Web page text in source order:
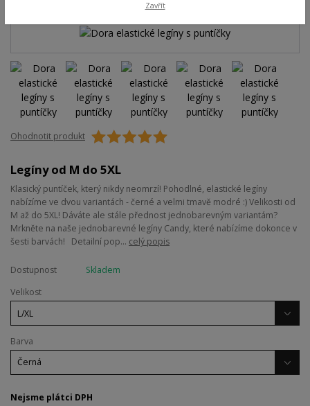
Ohodnotit produkt
Legíny od M do 5XL
Klasický puntíček, který nikdy neomrzí! Pohodlné, elastické legíny
nabízíme ve dvou variantách - černé a velmi tmavě modré :) Velikosti od
M až do 5XL! Dáváte ale stále přednost jednobarevným variantám?
Mrkněte na naše jednobarevné legíny Candy, které nabízíme dokonce v
šesti barvách! Detailní pop... celý popis
Dostupnost
Skladem
Velikost
Barva
Nejsme plátci DPH
Zavřít